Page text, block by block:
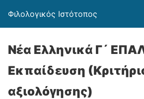
Φιλολογικός Ιστότοπος
Νέα Ελληνικά Γ´
Εκπαίδευση
αξιολόγησης)